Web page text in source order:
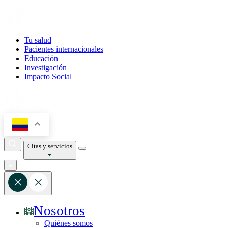
Tu salud
Pacientes internacionales
Educación
Investigación
Impacto Social
Citas y servicios
Nosotros
Quiénes somos